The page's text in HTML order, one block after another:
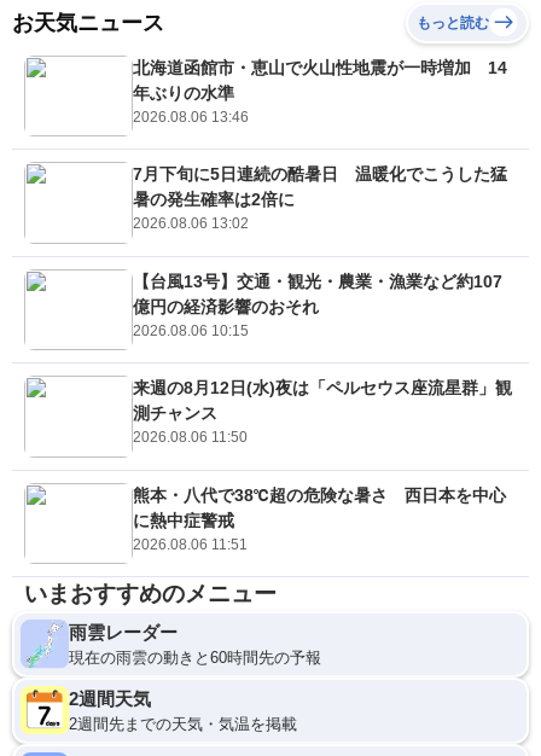
お天気ニュース もっと読む
北海道函館市・恵山で火山性地震が一時増加 14
年ぶりの水準
2026.08.06 13:46
7月下旬に5日連続の酷暑日 温暖化でこうした猛
暑の発生確率は2倍に
2026.08.06 13:02
【台風13号】交通・観光・農業・漁業など約107
億円の経済影響のおそれ
2026.08.06 10:15
来週の8月12日(水)夜は「ペルセウス座流星群」観
測チャンス
2026.08.06 11:50
熊本・八代で38℃超の危険な暑さ 西日本を中心
に熱中症警戒
2026.08.06 11:51
いまおすすめのメニュー
雨雲レーダー
現在の雨雲の動きと60時間先の予報
2週間天気
2週間先までの天気・気温を掲載